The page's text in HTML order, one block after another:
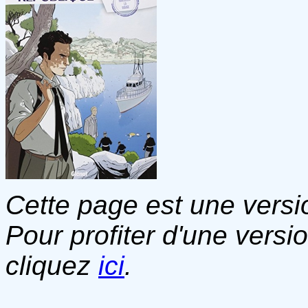
Cette page est une
Pour profiter d'une
cliquez ici.